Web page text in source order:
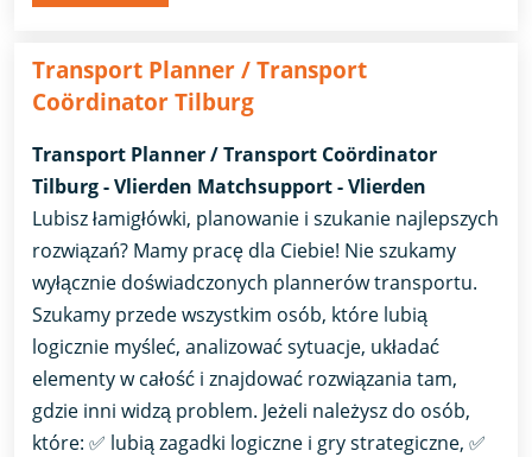
Transport Planner / Transport
Coördinator Tilburg
Transport Planner / Transport Coördinator
Tilburg - Vlierden Matchsupport - Vlierden
Lubisz łamigłówki, planowanie i szukanie najlepszych
rozwiązań? Mamy pracę dla Ciebie! Nie szukamy
wyłącznie doświadczonych plannerów transportu.
Szukamy przede wszystkim osób, które lubią
logicznie myśleć, analizować sytuacje, układać
elementy w całość i znajdować rozwiązania tam,
gdzie inni widzą problem. Jeżeli należysz do osób,
które: ✅ lubią zagadki logiczne i gry strategiczne, ✅